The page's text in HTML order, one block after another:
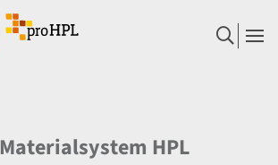
Materialsystem HPL